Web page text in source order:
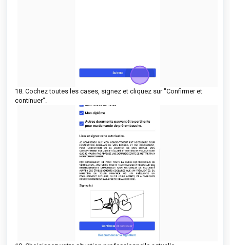
18. Cochez toutes les cases, signez et cliquez sur "Confirmer et
continuer".